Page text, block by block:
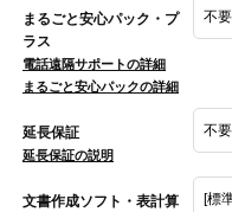
まるごと安心パック・プ
ラス
電話遠隔サポートの詳細
まるごと安心パックの詳細
延長保証
延長保証の説明
文書作成ソフト・表計算